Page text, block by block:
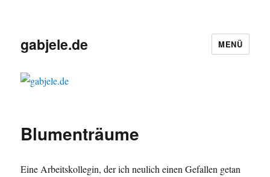
gabjele.de MENÜ
Blumenträume
Eine Arbeitskollegin, der ich neulich einen Gefallen getan